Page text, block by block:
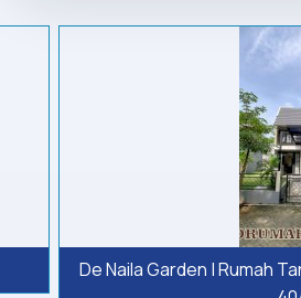
De Naila Garden | Rumah